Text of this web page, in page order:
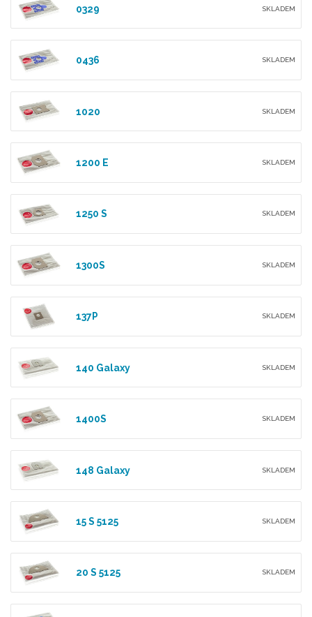
0329 SKLADEM
0436 SKLADEM
1020 SKLADEM
1200 E SKLADEM
1250 S SKLADEM
1300S SKLADEM
137P SKLADEM
140 Galaxy SKLADEM
1400S SKLADEM
148 Galaxy SKLADEM
15 S 5125 SKLADEM
20 S 5125 SKLADEM